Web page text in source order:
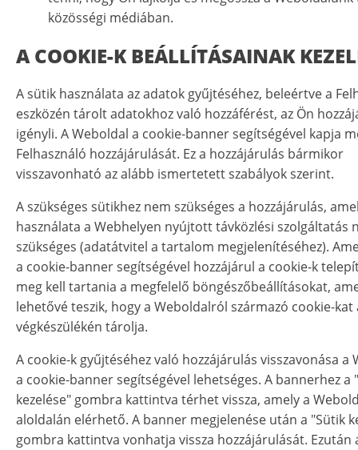
közösségi médiában.
A COOKIE-K BEÁLLÍTÁSAINAK
A sütik használata az adatok gyűjtéséhez, beleértve a
eszközén tárolt adatokhoz való hozzáférést, az Ön
igényli. A Weboldal a cookie-banner segítségével kapja
Felhasználó hozzájárulását. Ez a hozzájárulás bármikor
visszavonható az alább ismertetett szabályok szerint.
A szükséges sütikhez nem szükséges a hozzájárulás,
használata a Webhelyen nyújtott távközlési szolgáltatás
szükséges (adatátvitel a tartalom megjelenítéséhez).
a cookie-banner segítségével hozzájárul a cookie-k
meg kell tartania a megfelelő böngészőbeállításokat,
lehetővé teszik, hogy a Weboldalról származó cookie-kat
végkészülékén tárolja.
A cookie-k gyűjtéséhez való hozzájárulás visszavonása a
a cookie-banner segítségével lehetséges. A bannerhez a
kezelése" gombra kattintva térhet vissza, amely a
aloldalán elérhető. A banner megjelenése után a "Sütik
gombra kattintva vonhatja vissza hozzájárulását. Ezután